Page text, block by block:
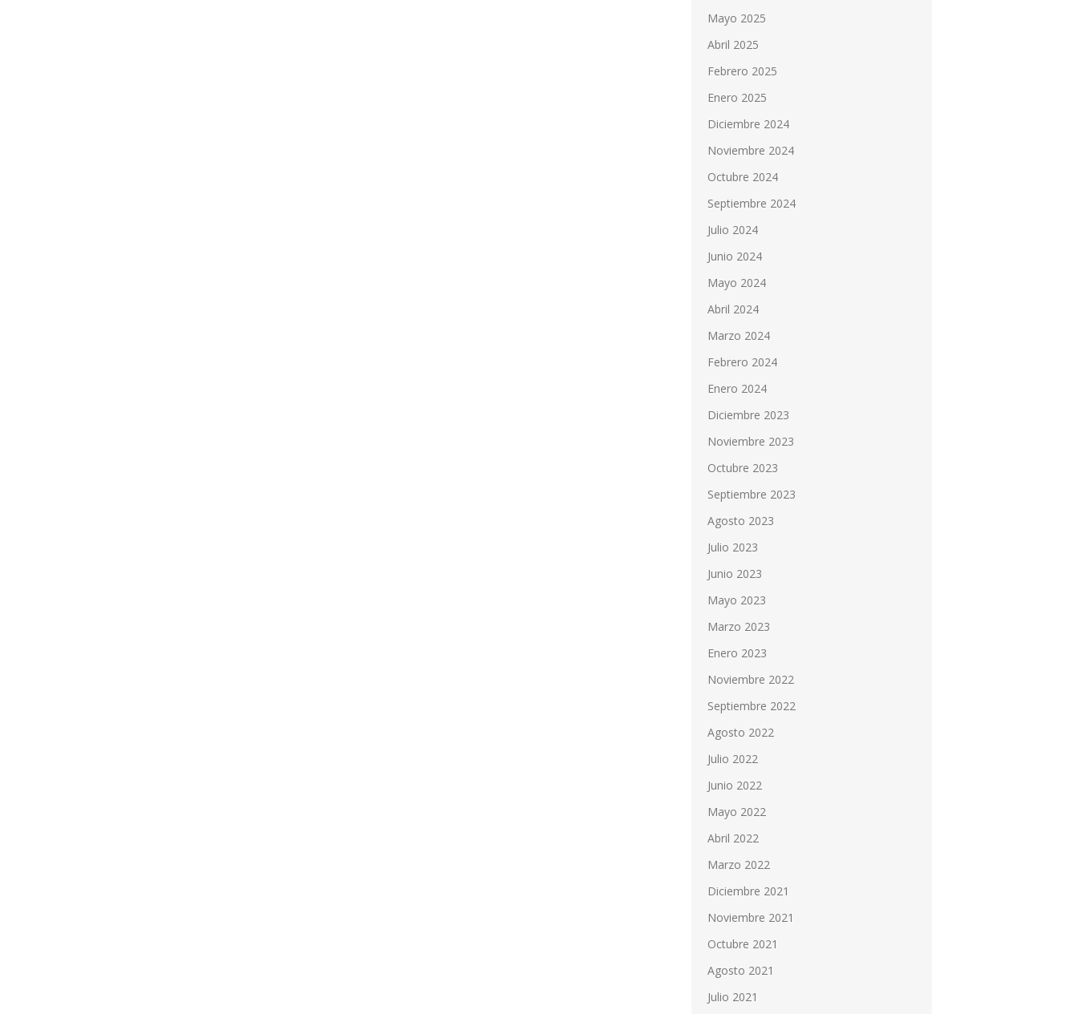
Mayo 2025
Abril 2025
Febrero 2025
Enero 2025
Diciembre 2024
Noviembre 2024
Octubre 2024
Septiembre 2024
Julio 2024
Junio 2024
Mayo 2024
Abril 2024
Marzo 2024
Febrero 2024
Enero 2024
Diciembre 2023
Noviembre 2023
Octubre 2023
Septiembre 2023
Agosto 2023
Julio 2023
Junio 2023
Mayo 2023
Marzo 2023
Enero 2023
Noviembre 2022
Septiembre 2022
Agosto 2022
Julio 2022
Junio 2022
Mayo 2022
Abril 2022
Marzo 2022
Diciembre 2021
Noviembre 2021
Octubre 2021
Agosto 2021
Julio 2021